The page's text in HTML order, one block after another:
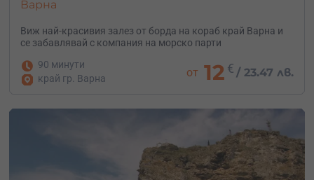
Варна
Виж най-красивия залез от борда на кораб край Варна и
се забавлявай с компания на морско парти
90 минути
край гр. Варна
от 12 € /23.47 лв.